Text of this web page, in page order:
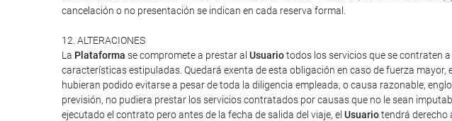
cancelación o no presentación se indican en cada reserva formal.
12. ALTERACIONES
La Plataforma se compromete a prestar al Usuariotodos los servicios que se contraten
características estipuladas. Quedará exenta de esta obligación en caso de fuerza
hubieran podido evitarse a pesar de toda la diligencia empleada, o causa razonable,
previsión, no pudiera prestar los servicios contratados por causas que no le sean
ejecutado el contrato pero antes de la fecha de salida del viaje, el Usuariotendrá derecho